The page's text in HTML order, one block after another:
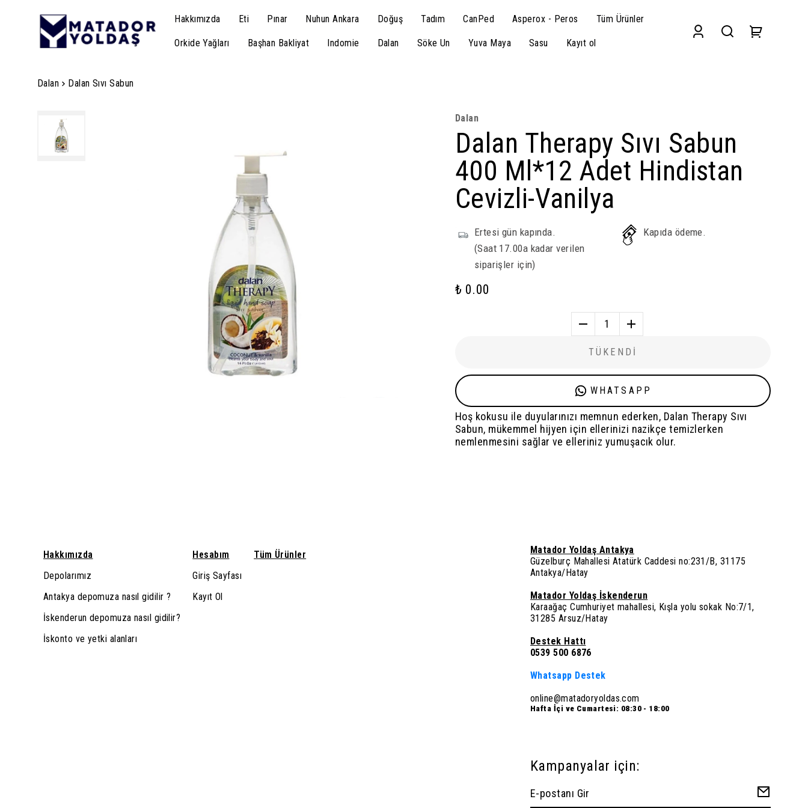
Hakkımızda Eti Pınar Nuhun Ankara Doğuş Tadım CanPed Asperox - Peros Tüm Ürünler
Orkide Yağları Başhan Bakliyat Indomie Dalan Söke Un Yuva Maya Sasu Kayıt ol
Dalan Dalan Sıvı Sabun
Dalan
Dalan Therapy Sıvı Sabun
400 Ml*12 Adet Hindistan
Cevizli-Vanilya
Ertesi gün kapında.
(Saat 17.00a kadar verilen
siparişler için)
Kapıda ödeme.
₺ 0.00
1
TÜKENDİ
WHATSAPP
Hoş kokusu ile duyularınızı memnun ederken, Dalan Therapy Sıvı
Sabun, mükemmel hijyen için ellerinizi nazikçe temizlerken
nemlenmesini sağlar ve elleriniz yumuşacık olur.
Hakkımızda
Depolarımız
Antakya depomuza nasıl gidilir ?
İskenderun depomuza nasıl gidilir?
İskonto ve yetki alanları
Hesabım
Giriş Sayfası
Kayıt Ol
Tüm Ürünler
Matador Yoldaş Antakya
Güzelburç Mahallesi Atatürk Caddesi no:231/B, 31175
Antakya/Hatay
Matador Yoldaş İskenderun
Karaağaç Cumhuriyet mahallesi, Kışla yolu sokak No:7/1,
31285 Arsuz/Hatay
Destek Hattı
0539 500 6876
Whatsapp Destek
online@matadoryoldas.com
Hafta İçi ve Cumartesi: 08:30 - 18:00
Kampanyalar için: